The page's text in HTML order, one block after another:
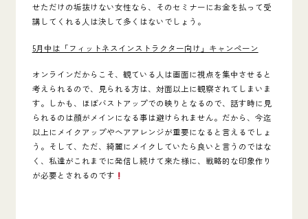
せただけの垢抜けない女性なら、そのセミナーにお金を払って受
講してくれる人は決して多くはないでしょう。
5月中は「フィットネスインストラクター向け」キャンペーン
オンラインだからこそ、観ている人は画面に視点を集中させると
考えられるので、見られる方は、対面以上に観察されてしまいま
す。しかも、ほぼバストアップでの映りとなるので、話す時に見
られるのは顔がメインになる事は避けられません。だから、今迄
以上にメイクアップやヘアアレンジが重要になると言えるでしょ
う。そして、ただ、綺麗にメイクしていたら良いと言うのではな
く、私達がこれまでに発信し続けて来た様に、戦略的な印象作り
が必要とされるのです